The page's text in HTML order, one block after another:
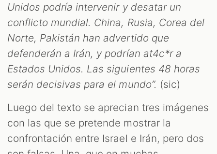
Unidos podría intervenir y desatar un
conflicto mundial. China, Rusia, Corea del
Norte, Pakistán han advertido que
defenderán a Irán, y podrían at4c*r a
Estados Unidos. Las siguientes 48 horas
serán decisivas para el mundo”. (sic)
Luego del texto se aprecian tres imágenes
con las que se pretende mostrar la
confrontación entre Israel e Irán, pero dos